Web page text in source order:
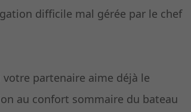
difficile mal gérée par le chef
votre partenaire aime déjà le
au confort sommaire du bateau